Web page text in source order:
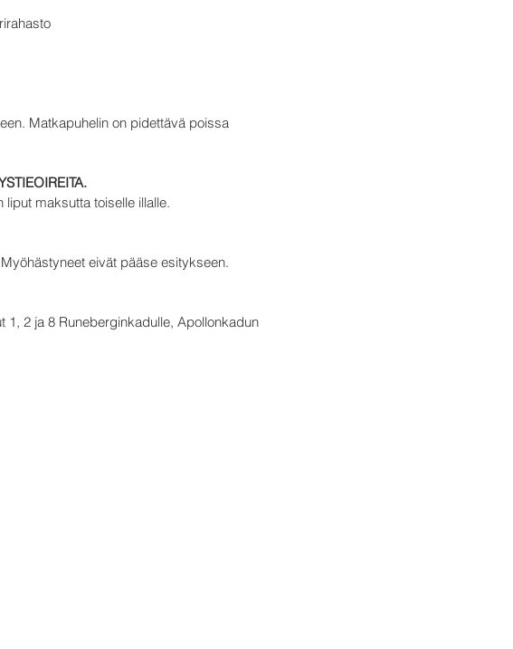
Matkapuhelin on pidettävä poissa
maksutta toiselle illalle.
eivät pääse esitykseen.
1, 2 ja 8 Runeberginkadulle, Apollonkadun